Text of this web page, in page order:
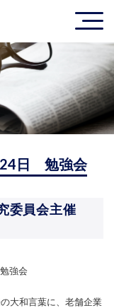
24日 勉強会
委員会主催
強会
大和言葉に、老舗企業